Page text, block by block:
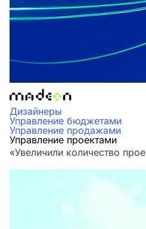
Дизайнеры
Управление бюджетами
Управление продажами
Управление проектами
«Увеличили количество